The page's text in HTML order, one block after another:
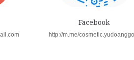
Facebook
http://m.me/